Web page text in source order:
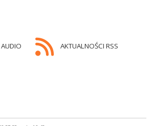
AKTUALNOŚCI RSS